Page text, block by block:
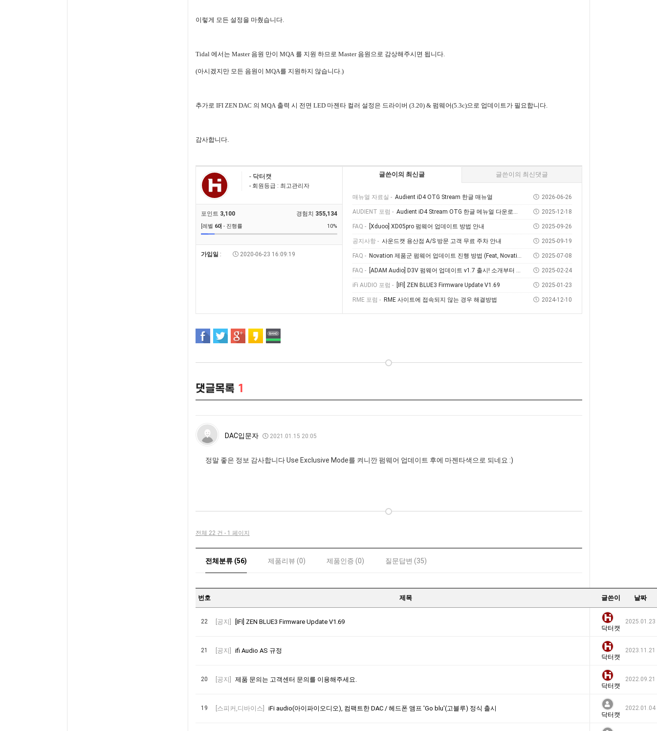
이렇게 모든 설정을 마췄습니다.
Tidal 에서는 Master 음원 만이 MQA 를 지원 하므로 Master 음원으로 감상해주시면 됩니다.
(아시겠지만 모든 음원이 MQA를 지원하지 않습니다.)
추가로 IFI ZEN DAC 의 MQA 출력 시 전면 LED 마젠타 컬러 설정은 드라이버 (3.20) & 펌웨어(5.3c)으로 업데이트가 필요합니다.
감사합니다.
- 닥터캣
- 회원등급 : 최고관리자
포인트 3,100 경험치 355,134
[레벨 60] - 진행률 10%
가입일 : 2020-06-23 16:09:19
글쓴이의 최신글 글쓴이의 최신댓글
매뉴얼 자료실 - Audient iD4 OTG Stream 한글 매뉴얼 2026-06-26
AUDIENT 포럼 - Audient iD4 Stream OTG 한글 메뉴얼 다운로드 및 사용 방법 2025-12-18
FAQ - [Xduoo] XD05pro 펌웨어 업데이트 방법 안내 2025-09-26
공지사항 - 사운드캣 용산점 A/S 방문 고객 무료 주차 안내 2025-09-19
FAQ - Novation 제품군 펌웨어 업데이트 진행 방법 (Feat, Novation Components) 2025-07-08
FAQ - [ADAM Audio] D3V 펌웨어 업데이트 v1.7 출시! 소개부터 설치 방법까지 2025-02-24
iFi AUDIO 포럼 - [IFI] ZEN BLUE3 Firmware Update V1.69 2025-01-23
RME 포럼 - RME 사이트에 접속되지 않는 경우 해결방법 2024-12-10
댓글목록 1
DAC입문자 2021.01.15 20:05
정말 좋은 정보 감사합니다 Use Exclusive Mode를 켜니깐 펌웨어 업데이트 후에 마젠타색으로 되네요 :)
전체 22 건 - 1 페이지
전체분류 (56) 제품리뷰 (0) 제품인증 (0) 질문답변 (35)
번호 제목 글쓴이 날짜
22 [공지]
[IFI] ZEN BLUE3 Firmware Update V1.69
닥터캣
2025.01.23
21 [공지]
ifi Audio AS 규정
닥터캣
2023.11.21
20 [공지]
제품 문의는 고객센터 문의를 이용해주세요.
닥터캣
2022.09.21
19 [스피커,디바이스]
iFi audio(아이파이오디오), 컴팩트한 DAC / 헤드폰 앰프 'Go blu'(고블루) 정식 출시
닥터캣
2022.01.04